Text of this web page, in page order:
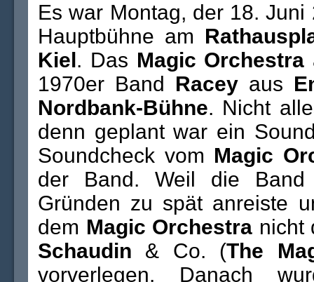
Es war Montag, der 18.
Hauptbühne am
Kiel. Das Magic Orchestra
1970er Band Racey aus
Nordbank-Bühne. Nicht
denn geplant war ein
Soundcheck vom Magic
der Band. Weil die
Gründen zu spät anreiste
dem Magic Orchestra nicht
Schaudin & Co. (The
vorverlegen. Danach